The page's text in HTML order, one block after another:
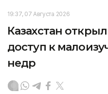
19:37, 07 Августа 2026
Казахстан
доступ к
недр